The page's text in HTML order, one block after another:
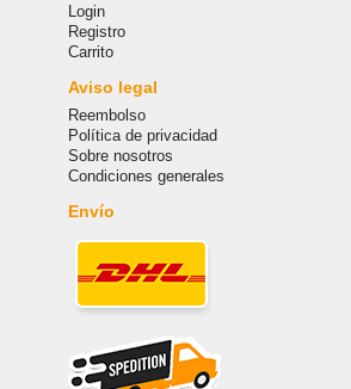
Login
Registro
Carrito
Aviso legal
Reembolso
Política de privacidad
Sobre nosotros
Condiciones generales
Envío